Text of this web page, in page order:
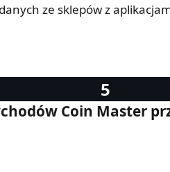
ze sklepów z
Coin Master